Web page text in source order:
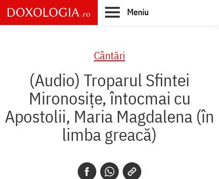
Skip
to
main
Meniu
Cântări
(Audio) Troparul Sfintei
Mironosițe, întocmai cu
Apostolii, Maria Magdalena (în
limba greacă)